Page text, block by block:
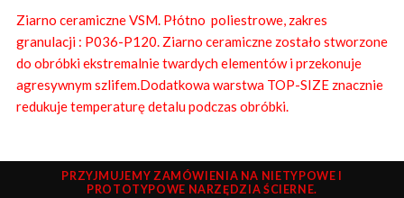
Ziarno ceramiczne VSM. Płótno poliestrowe, zakres
granulacji : P036-P120. Ziarno ceramiczne zostało stworzone
do obróbki ekstremalnie twardych elementów i przekonuje
agresywnym szlifem.Dodatkowa warstwa TOP-SIZE znacznie
redukuje temperaturę detalu podczas obróbki.
PRZYJMUJEMY ZAMÓWIENIA NA NIETYPOWE I
PROTOTYPOWE NARZĘDZIA ŚCIERNE.